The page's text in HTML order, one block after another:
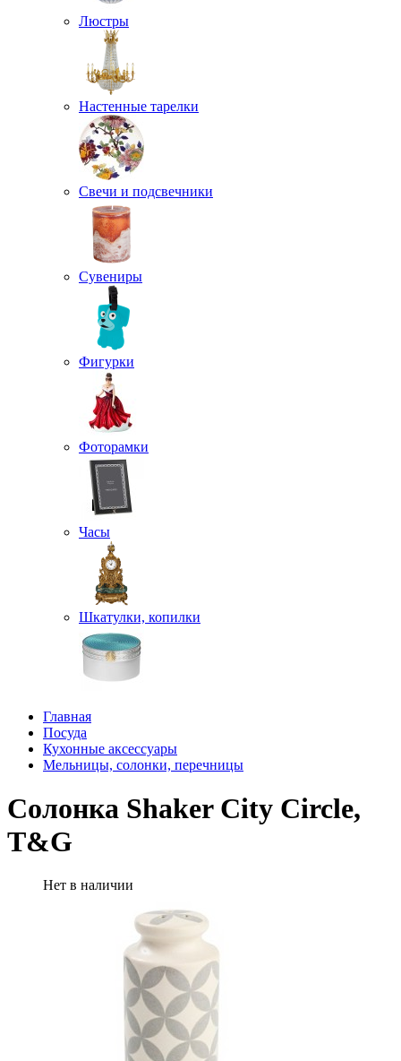
Люстры
Настенные тарелки
Свечи и подсвечники
Сувениры
Фигурки
Фоторамки
Часы
Шкатулки, копилки
Главная
Посуда
Кухонные аксессуары
Мельницы, солонки, перечницы
Солонка Shaker City Circle,
T&G
Нет в наличии